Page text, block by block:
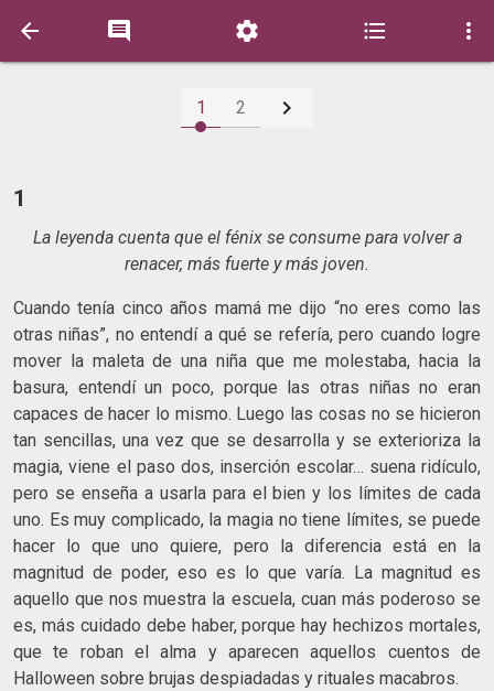
    
1 2 
1
La leyenda cuenta que el fénix se consume para volver a
renacer, más fuerte y más joven.
Cuando tenía cinco años mamá me dijo “no eres como las
otras niñas”, no entendí a qué se refería, pero cuando logre
mover la maleta de una niña que me molestaba, hacia la
basura, entendí un poco, porque las otras niñas no eran
capaces de hacer lo mismo. Luego las cosas no se hicieron
tan sencillas, una vez que se desarrolla y se exterioriza la
magia, viene el paso dos, inserción escolar… suena ridículo,
pero se enseña a usarla para el bien y los límites de cada
uno. Es muy complicado, la magia no tiene límites, se puede
hacer lo que uno quiere, pero la diferencia está en la
magnitud de poder, eso es lo que varía. La magnitud es
aquello que nos muestra la escuela, cuan más poderoso se
es, más cuidado debe haber, porque hay hechizos mortales,
que te roban el alma y aparecen aquellos cuentos de
Halloween sobre brujas despiadadas y rituales macabros.